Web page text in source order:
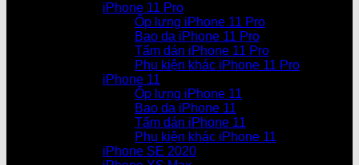
iPhone 11 Pro
Ốp lưng iPhone 11 Pro
Bao da iPhone 11 Pro
Tấm dán iPhone 11 Pro
Phụ kiện khác iPhone 11 Pro
iPhone 11
Ốp lưng iPhone 11
Bao da iPhone 11
Tấm dán iPhone 11
Phụ kiện khác iPhone 11
iPhone SE 2020